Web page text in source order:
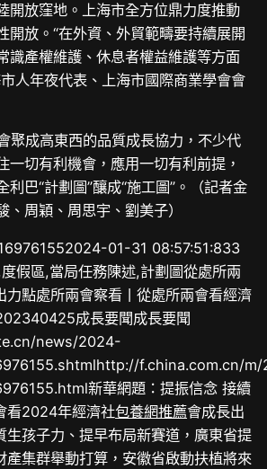
開放窪地。上海市全方位鼎力度推動
開放。“在外資、外貿範疇要持續展開
識產權維護、休息者權益維護等方面
人年夜代表、上海市國際商業學會會
聚成高東西的品質成長協力，不少代
一切有利機會，應用一切有利前提，
利巴“計劃圖”釀成“施工圖”。（記者金
、周穎、周思宇、劉美子）
01-31 08:57:51:833
假區,當局任務陳述,計劃圖從處所兩
力點處所兩會察看丨從處所兩會看經濟
成長要聞成長要聞
news/2024-
f.china.com.cn/
新華網題：提振信念 接續
2024年經濟社包養網推薦會成長出
孩子力、提早布局新賽道，廣東省提
產集群舉動打算，安徽省啟動扶植將來